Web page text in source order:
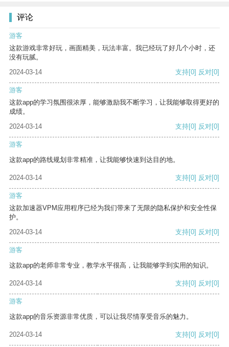
评论
游客
这款游戏非常好玩，画面精美，玩法丰富。我已经玩了好几个小时，还
没有玩腻。
2024-03-14
支持[0] 反对[0]
游客
这款app的学习氛围很浓厚，能够激励我不断学习，让我能够取得更好的
成绩。
2024-03-14
支持[0] 反对[0]
游客
这款app的路线规划非常精准，让我能够快速到达目的地。
2024-03-14 支持[0] 反对[0]
游客
这款加速器VPM应用程序已经为我们带来了无限的隐私保护和安全性保
护。
2024-03-14
支持[0] 反对[0]
游客
这款app的老师非常专业，教学水平很高，让我能够学到实用的知识。
2024-03-14 支持[0] 反对[0]
游客
这款app的音乐资源非常优质，可以让我尽情享受音乐的魅力。
2024-03-14 支持[0] 反对[0]